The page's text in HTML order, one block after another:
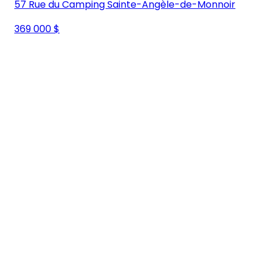
57 Rue du Camping Sainte-Angèle-de-Monnoir
369 000 $